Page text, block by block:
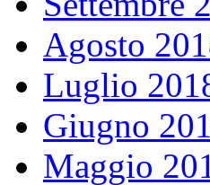
Agosto
Luglio
Giugno
Maggio